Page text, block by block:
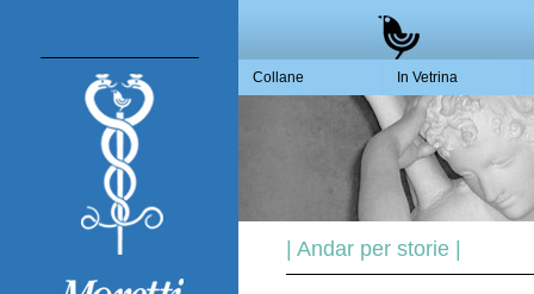
Collane In Vetrina
| Andar per storie |